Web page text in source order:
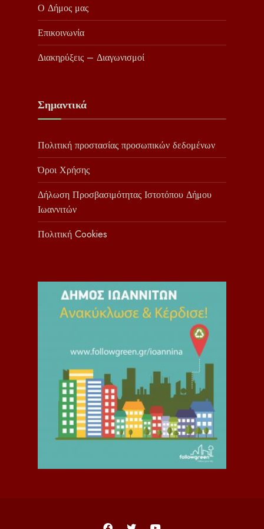
Ο Δήμος μας
Επικοινωνία
Διακηρύξεις – Διαγωνισμοί
Σημαντικά
Πολιτική προστασίας προσωπικών δεδομένων
Όροι Χρήσης
Δήλωση Προσβασιμότητας Ιστοτόπου Δήμου
Ιωαννιτών
Πολιτική Cookies